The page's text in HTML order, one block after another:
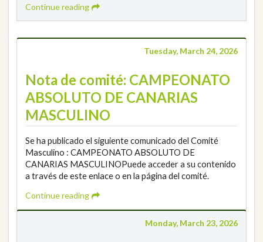
Continue reading
Tuesday, March 24, 2026
Nota de comité: CAMPEONATO
ABSOLUTO DE CANARIAS
MASCULINO
Se ha publicado el siguiente comunicado del Comité
Masculino : CAMPEONATO ABSOLUTO DE
CANARIAS MASCULINOPuede acceder a su contenido
a través de este enlace o en la página del comité.
Continue reading
Monday, March 23, 2026